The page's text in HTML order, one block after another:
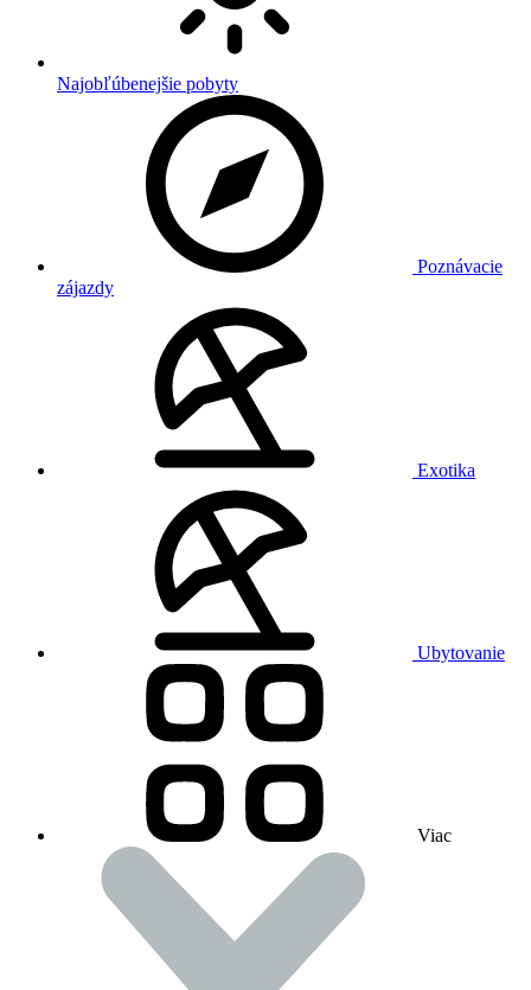
Najobľúbenejšie pobyty
Poznávacie
zájazdy
Exotika
Ubytovanie
Viac